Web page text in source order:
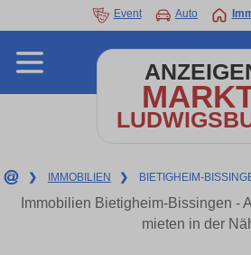
Event Auto
❯ IMMOBILIEN ❯ BIETIGHEIM-
Immobilien Bietigheim-Bissingen -
mieten in der